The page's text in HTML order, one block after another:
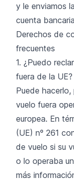
y le enviamos
cuenta
Derechos de
frecuentes
1. ¿Puedo
fuera de la UE?
Puede
vuelo fuera
europea. En
(UE) nº 261
de vuelo si su
o lo operaba
más